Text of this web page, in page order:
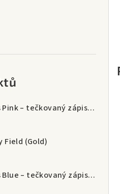
Good Notes Pink – tečkovaný zápisník A5 (192 stran)
Field (Gold)
Good Notes Blue – tečkovaný zápisník A5 (192 stran)